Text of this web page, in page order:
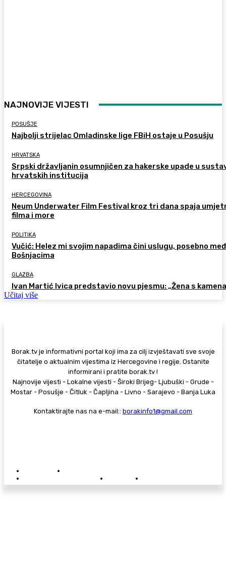
NAJNOVIJE VIJESTI
POSUŠJE
Najbolji strijelac Omladinske lige FBiH ostaje u Posušju
HRVATSKA
Srpski državljanin osumnjičen za hakerske upade u
hrvatskih institucija
HERCEGOVINA
Neum Underwater Film Festival kroz tri dana spaja
filma i more
POLITIKA
Vučić: Helez mi svojim napadima čini uslugu, posebno
Bošnjacima
GLAZBA
Ivan Martić Ivica predstavio novu pjesmu: „Žena s
Učitaj više
Borak.tv je informativni portal koji ima za cilj izvještavati sve svoje
čitatelje o aktualnim vijestima iz Hercegovine i regije. Ostanite
informirani i pratite borak.tv !
Najnovije vijesti - Lokalne vijesti - Široki Brijeg- Ljubuški - Grude -
Mostar - Posušje - Čitluk - Čapljina - Livno - Sarajevo - Banja Luka
Kontaktirajte nas na e-mail:: borakinfo1@gmail.com